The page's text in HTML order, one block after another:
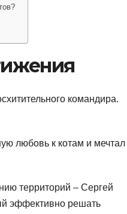
командира.
любовь к котам и мечтал
территорий – Сергей
эффективно решать